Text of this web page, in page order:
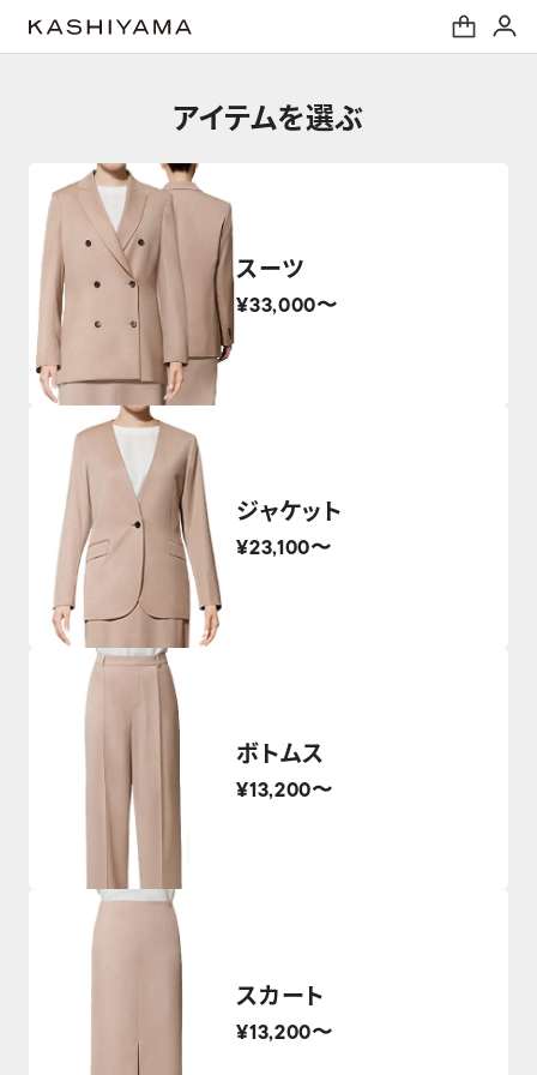
アイテムを選ぶ
スーツ
¥33,000〜
ジャケット
¥23,100〜
ボトムス
¥13,200〜
スカート
¥13,200〜